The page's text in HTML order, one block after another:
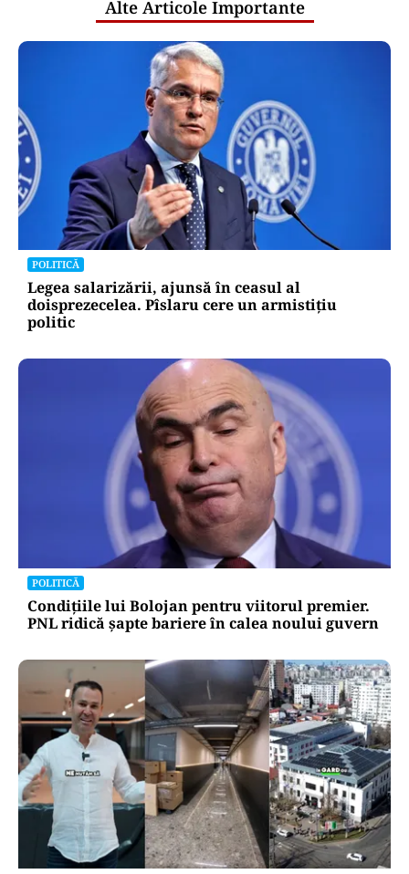
Alte Articole Importante
POLITICĂ
Legea salarizării, ajunsă în ceasul al
doisprezecelea. Pîslaru cere un armistițiu
politic
POLITICĂ
Condițiile lui Bolojan pentru viitorul premier.
PNL ridică șapte bariere în calea noului guvern